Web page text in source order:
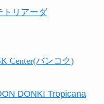
トリアーダ
Center(バンコク)
DONKI Tropicana